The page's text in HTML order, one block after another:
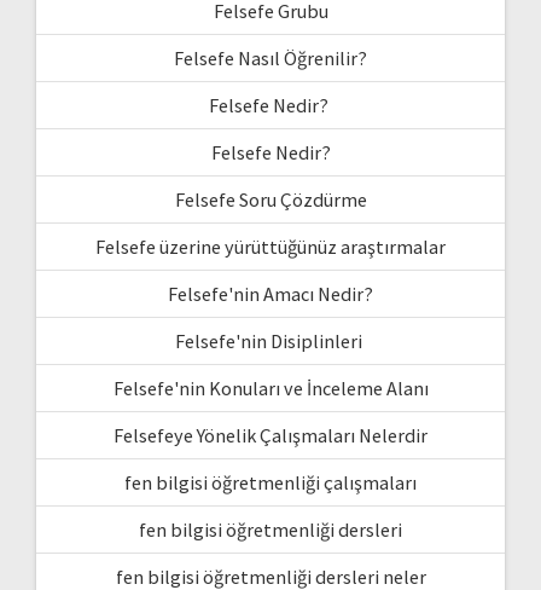
Felsefe Grubu
Felsefe Nasıl Öğrenilir?
Felsefe Nedir?
Felsefe Nedir?
Felsefe Soru Çözdürme
Felsefe üzerine yürüttüğünüz araştırmalar
Felsefe'nin Amacı Nedir?
Felsefe'nin Disiplinleri
Felsefe'nin Konuları ve İnceleme Alanı
Felsefeye Yönelik Çalışmaları Nelerdir
fen bilgisi öğretmenliği çalışmaları
fen bilgisi öğretmenliği dersleri
fen bilgisi öğretmenliği dersleri neler